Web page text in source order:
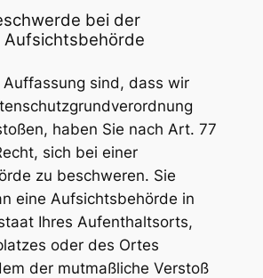
bei der
Aufsichtsbehörde
Auffassung sind, dass wir
haben Sie nach Art. 77
sich bei einer
zu beschweren. Sie
eine Aufsichtsbehörde in
Ihres Aufenthaltsorts,
oder des Ortes
der mutmaßliche Verstoß